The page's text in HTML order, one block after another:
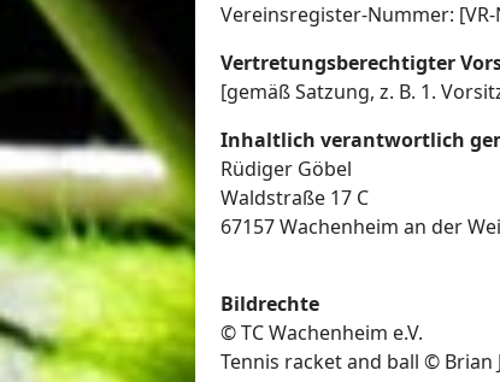
Vereinsregister-Nummer:
Vertretungsberechtigter
[gemäß Satzung, z. B. 1.
Inhaltlich verantwortlich
Rüdiger Göbel
Waldstraße 17 C
67157 Wachenheim an der
Bildrechte
© TC Wachenheim e.V.
Tennis racket and ball © Brian